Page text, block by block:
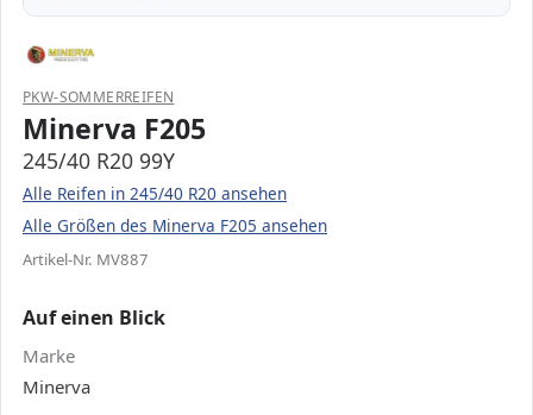
PKW-SOMMERREIFEN
Minerva F205
245/40 R20 99Y
Alle Reifen in 245/40 R20 ansehen
Alle Größen des Minerva F205 ansehen
Artikel-Nr. MV887
Auf einen Blick
Marke
Minerva